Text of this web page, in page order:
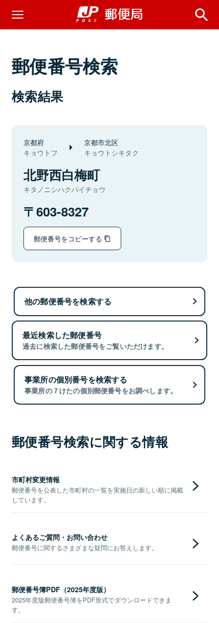
郵便番号検索
検索結果
京都府
キョウトフ
京都市北区
キョウトシキタク
北野西白梅町
キタノニシハクバイチョウ
603-8327
郵便番号をコピーする
他の郵便番号を検索する
最近検索した郵便番号
過去に検索した郵便番号をご覧いただけます。
事業所の個別番号を検索する
事業所の７けたの個別郵便番号をお調べします。
郵便番号検索に関する情報
市町村変更情報
郵便番号を公表した市町村の一覧を実施日の新しい順に掲載
しています。
よくあるご質問・お問い合わせ
郵便番号に関するさまざまな疑問にお答えします。
郵便番号簿PDF（2025年度版）
2025年度版郵便番号簿をPDF形式でダウンロードできま
す。